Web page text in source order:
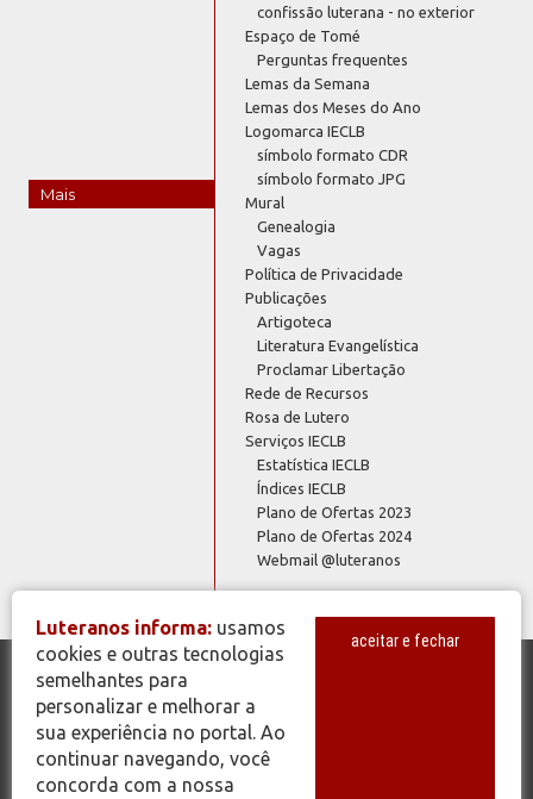
Mais
confissão luterana - no exterior
Espaço de Tomé
Perguntas frequentes
Lemas da Semana
Lemas dos Meses do Ano
Logomarca IECLB
símbolo formato CDR
símbolo formato JPG
Mural
Genealogia
Vagas
Política de Privacidade
Publicações
Artigoteca
Literatura Evangelística
Proclamar Libertação
Rede de Recursos
Rosa de Lutero
Serviços IECLB
Estatística IECLB
Índices IECLB
Plano de Ofertas 2023
Plano de Ofertas 2024
Webmail @luteranos
© Copyright 2026 - Todos os Direitos Reservados - IECLB - Igreja
Evangélica de Confissão Luterana no Brasil - Portal Luteranos -
www.luteranos.com.br
Luteranos informa: usamos
cookies e outras tecnologias
semelhantes para
personalizar e melhorar a
sua experiência no portal. Ao
continuar navegando, você
concorda com a nossa
aceitar e fechar